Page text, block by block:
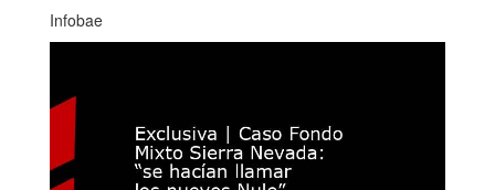
Infobae